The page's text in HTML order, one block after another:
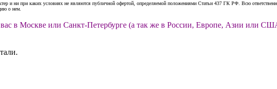
и ни при каких условиях не являются публичной офертой, определяемой положениями Статьи 437 ГК РФ. Всю
о нем.
в Москве или Санкт-Петербурге (а так же в России, Европе, Азии или